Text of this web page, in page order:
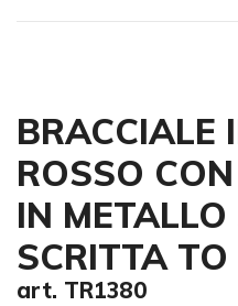
BRACCIALE
ROSSO
IN
SCRITTA TO
art. TR1380